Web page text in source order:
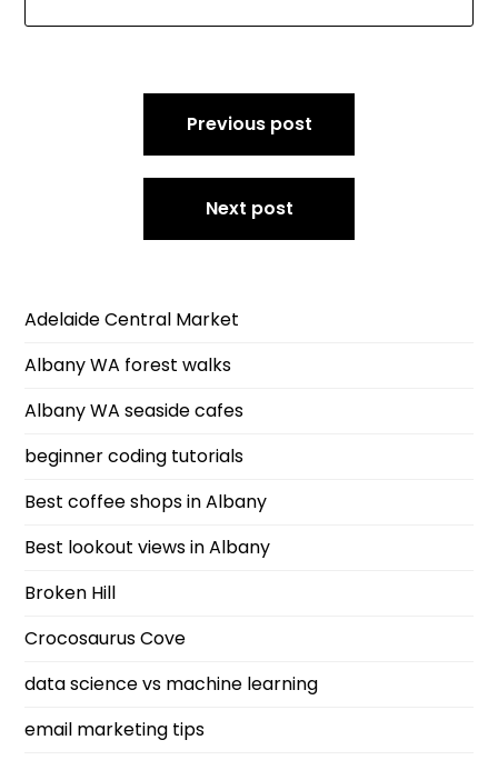
Previous post
Next post
Adelaide Central Market
Albany WA forest walks
Albany WA seaside cafes
beginner coding tutorials
Best coffee shops in Albany
Best lookout views in Albany
Broken Hill
Crocosaurus Cove
data science vs machine learning
email marketing tips